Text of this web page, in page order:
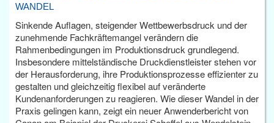
WANDEL
Sinkende Auflagen, steigender Wettbewerbsdruck und der
zunehmende Fachkräftemangel verändern die
Rahmenbedingungen im Produktionsdruck grundlegend.
Insbesondere mittelständische Druckdienstleister stehen vor
der Herausforderung, ihre Produktionsprozesse effizienter zu
gestalten und gleichzeitig flexibel auf veränderte
Kundenanforderungen zu reagieren. Wie dieser Wandel in der
Praxis gelingen kann, zeigt ein neuer Anwenderbericht von